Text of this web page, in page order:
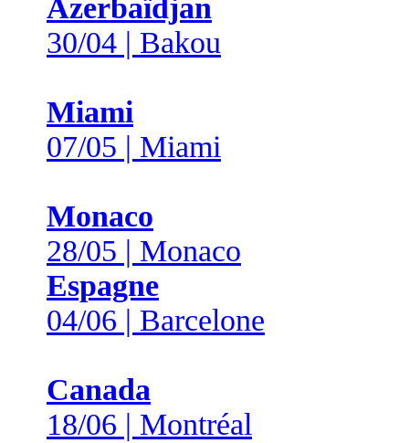
Azerbaïdjan
30/04 | Bakou
Miami
07/05 | Miami
Monaco
28/05 | Monaco
Espagne
04/06 | Barcelone
Canada
18/06 | Montréal